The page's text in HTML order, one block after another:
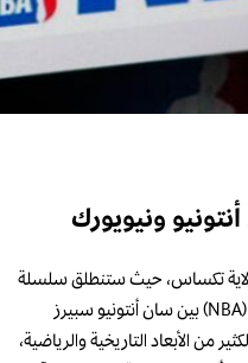
ولاية تكساس، حيث ستنطلق سلسلة
نهائي دوري كرة السلة الأميركي للمحترفين (NBA) بين سان أنتونيو سبيرز
الأبعاد التاريخية والرياضية،